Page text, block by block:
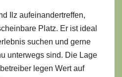
Ilz aufeinandertreffen,
Platz. Er ist ideal
suchen und gerne
unterwegs sind. Die Lage
legen Wert auf